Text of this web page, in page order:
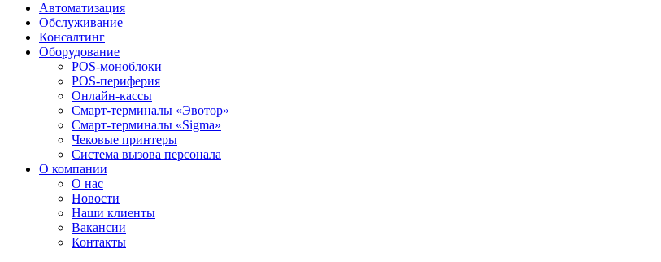
Автоматизация
Обслуживание
Консалтинг
Оборудование
POS-моноблоки
POS-периферия
Онлайн-кассы
Смарт-терминалы «Эвотор»
Смарт-терминалы «Sigma»
Чековые принтеры
Система вызова персонала
О компании
О нас
Новости
Наши клиенты
Вакансии
Контакты